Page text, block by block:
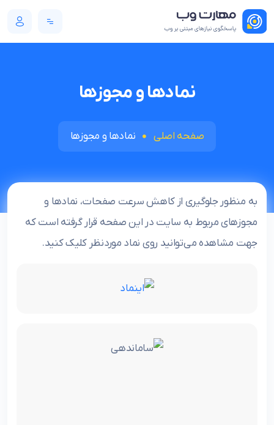
نماد‌ها و مجوزها
صفحه اصلی نماد‌ها و مجوزها
به منظور جلوگیری از کاهش سرعت صفحات، نمادها و
مجوزهای مربوط به سایت در این صفحه قرار گرفته است که
جهت مشاهده می‌توانید روی نماد موردنظر کلیک کنید.